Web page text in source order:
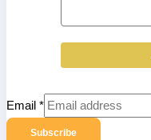
Email *
Subscribe